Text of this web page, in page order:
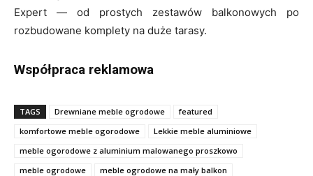
Expert — od prostych zestawów balkonowych po
rozbudowane komplety na duże tarasy.
Współpraca reklamowa
TAGS Drewniane meble ogrodowe
featured
komfortowe meble ogorodowe
Lekkie meble aluminiowe
meble ogorodowe z aluminium malowanego proszkowo
meble ogrodowe
meble ogrodowe na mały balkon